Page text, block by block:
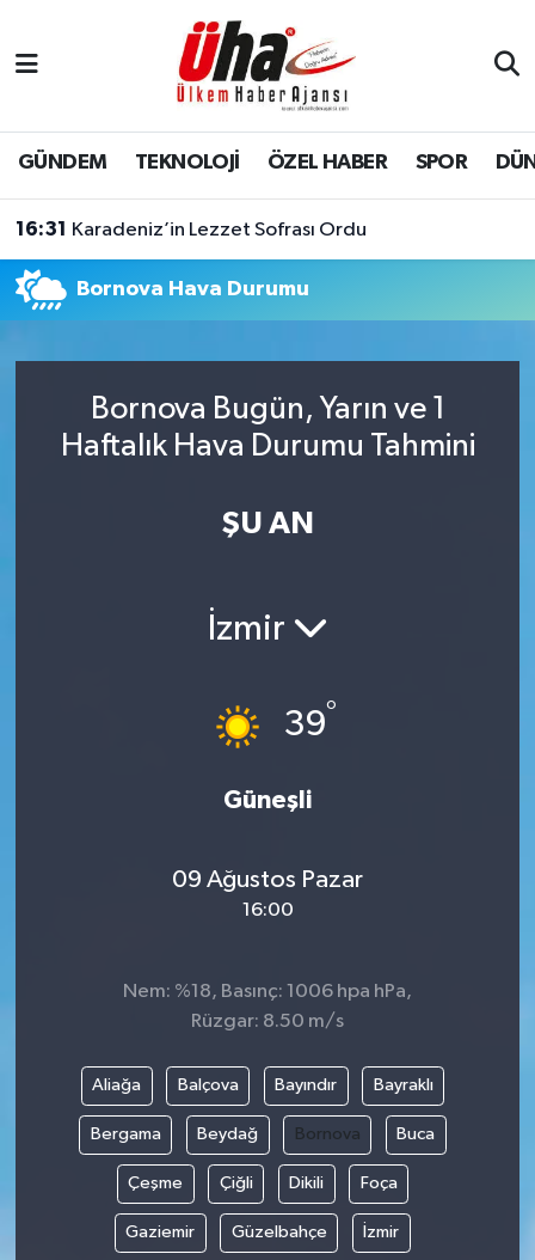
GÜNDEM TEKNOLOJİ ÖZEL HABER SPOR
16:31 Karadeniz’in Lezzet Sofrası Ordu
Bornova Hava Durumu
Bornova Bugün, Yarın ve 1
Haftalık Hava Durumu Tahmini
ŞU AN
İzmir
39°
Güneşli
09 Ağustos Pazar
16:00
Nem: %18, Basınç: 1006 hpa hPa,
Rüzgar: 8.50 m/s
Aliağa Balçova Bayındır Bayraklı
Bergama Beydağ Bornova Buca
Çeşme Çiğli Dikili Foça
Gaziemir Güzelbahçe İzmir
İstanbul Nöbetçi Eczaneler
İstanbul Hava Durumu
Tüm Manşetler
Son Dakika Haberleri